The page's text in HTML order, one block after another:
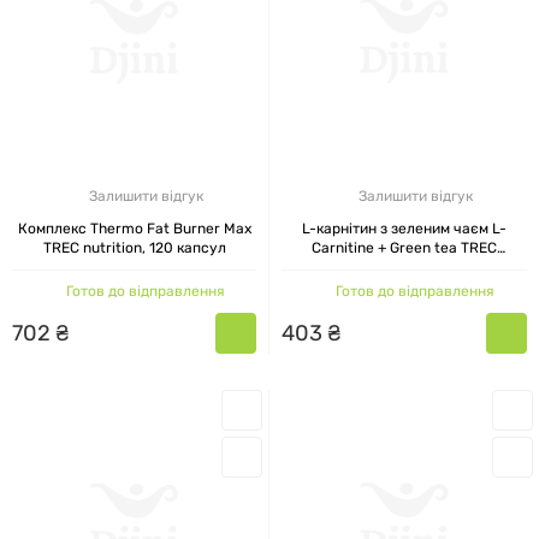
спортсменам, серйозно налаштованим на
досягнення високих спортивних результатів.
Лінійка товарів широка, і здатна повністю
збагатити раціон харчування: від протеїнових
батончиків до спеціалізованих термогеніків.
Залишити відгук
Комплекс Thermo Fat Burner Max
TREC nutrition, 120 капсул
Готов до відправлення
702 ₴
Залишити відгук
L-карнітин з зеленим чаєм L-
Carnitine + Green tea TREC
Готов до відправлення
403 ₴